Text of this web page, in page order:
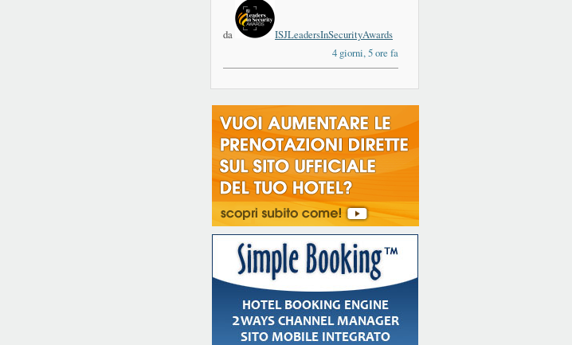
da
ISJLeadersInSecurityAwards
4 giorni, 5 ore fa